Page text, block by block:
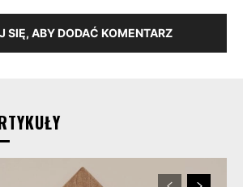
SIĘ, ABY DODAĆ KOMENTARZ